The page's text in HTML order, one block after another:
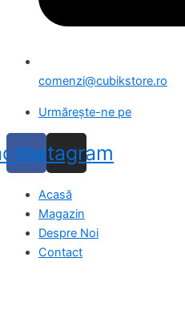
comenzi@cubikstore.ro
Urmărește-ne pe
Instagram
Acasă
Magazin
Despre Noi
Contact